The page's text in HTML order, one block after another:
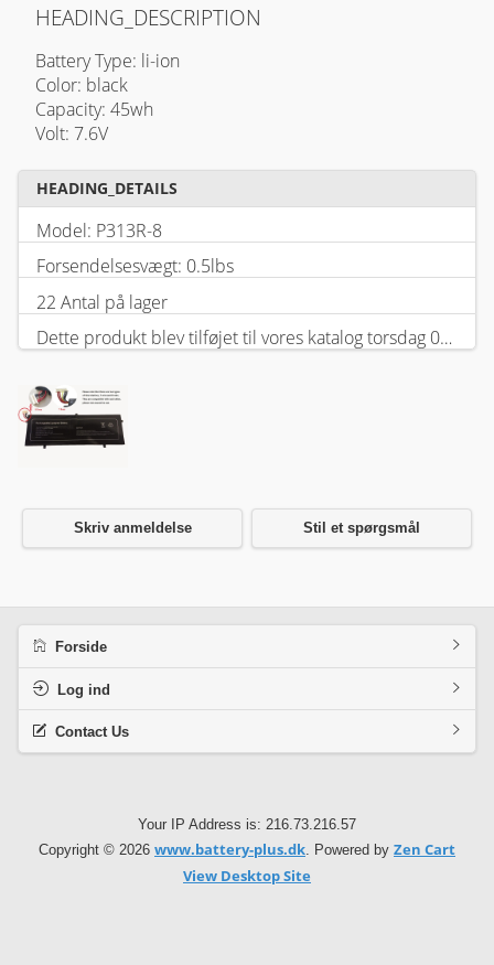
HEADING_DESCRIPTION
Battery Type: li-ion
Color: black
Capacity: 45wh
Volt: 7.6V
HEADING_DETAILS
Model: P313R-8
Forsendelsesvægt: 0.5lbs
22 Antal på lager
Dette produkt blev tilføjet til vores katalog torsdag 05 februar, 2026.
Skriv anmeldelse Stil et spørgsmål
Forside
Log ind
Contact Us
Your IP Address is: 216.73.216.57
Copyright © 2026 www.battery-plus.dk. Powered by Zen Cart
View Desktop Site